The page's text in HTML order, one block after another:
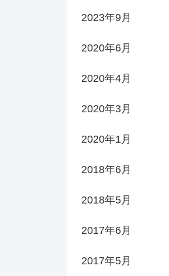
2023年9月
2020年6月
2020年4月
2020年3月
2020年1月
2018年6月
2018年5月
2017年6月
2017年5月